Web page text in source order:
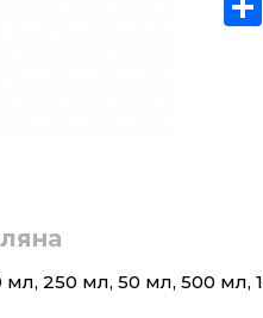
мл, 250 мл, 50 мл, 500 мл,